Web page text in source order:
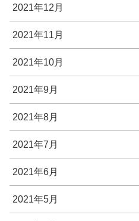
2021年12月
2021年11月
2021年10月
2021年9月
2021年8月
2021年7月
2021年6月
2021年5月